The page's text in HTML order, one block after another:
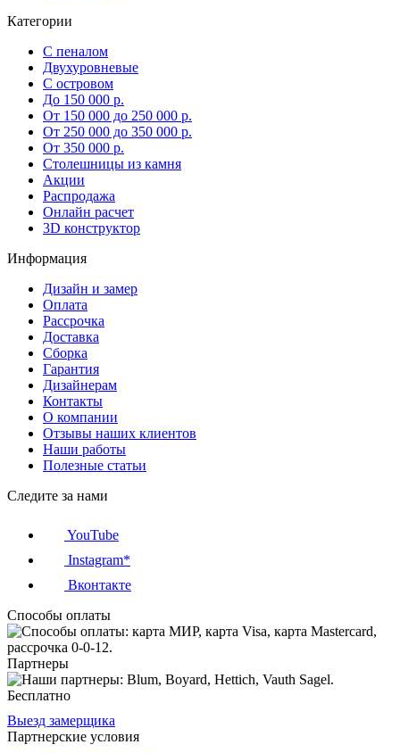
Категории
С пеналом
Двухуровневые
С островом
До 150 000 р.
От 150 000 до 250 000 р.
От 250 000 до 350 000 р.
От 350 000 р.
Столешницы из камня
Акции
Распродажа
Онлайн расчет
3D конструктор
Информация
Дизайн и замер
Оплата
Рассрочка
Доставка
Сборка
Гарантия
Дизайнерам
Контакты
О компании
Отзывы наших клиентов
Наши работы
Полезные статьи
Следите за нами
YouTube
Instagram*
Вконтакте
Способы оплаты
Партнеры
Бесплатно
Выезд замерщика
Партнерские условия